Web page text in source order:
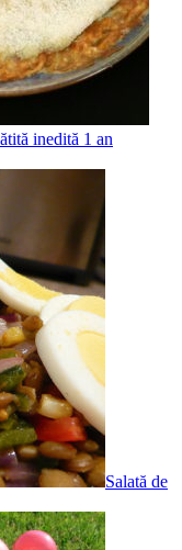
inedită 1 an
Salată de